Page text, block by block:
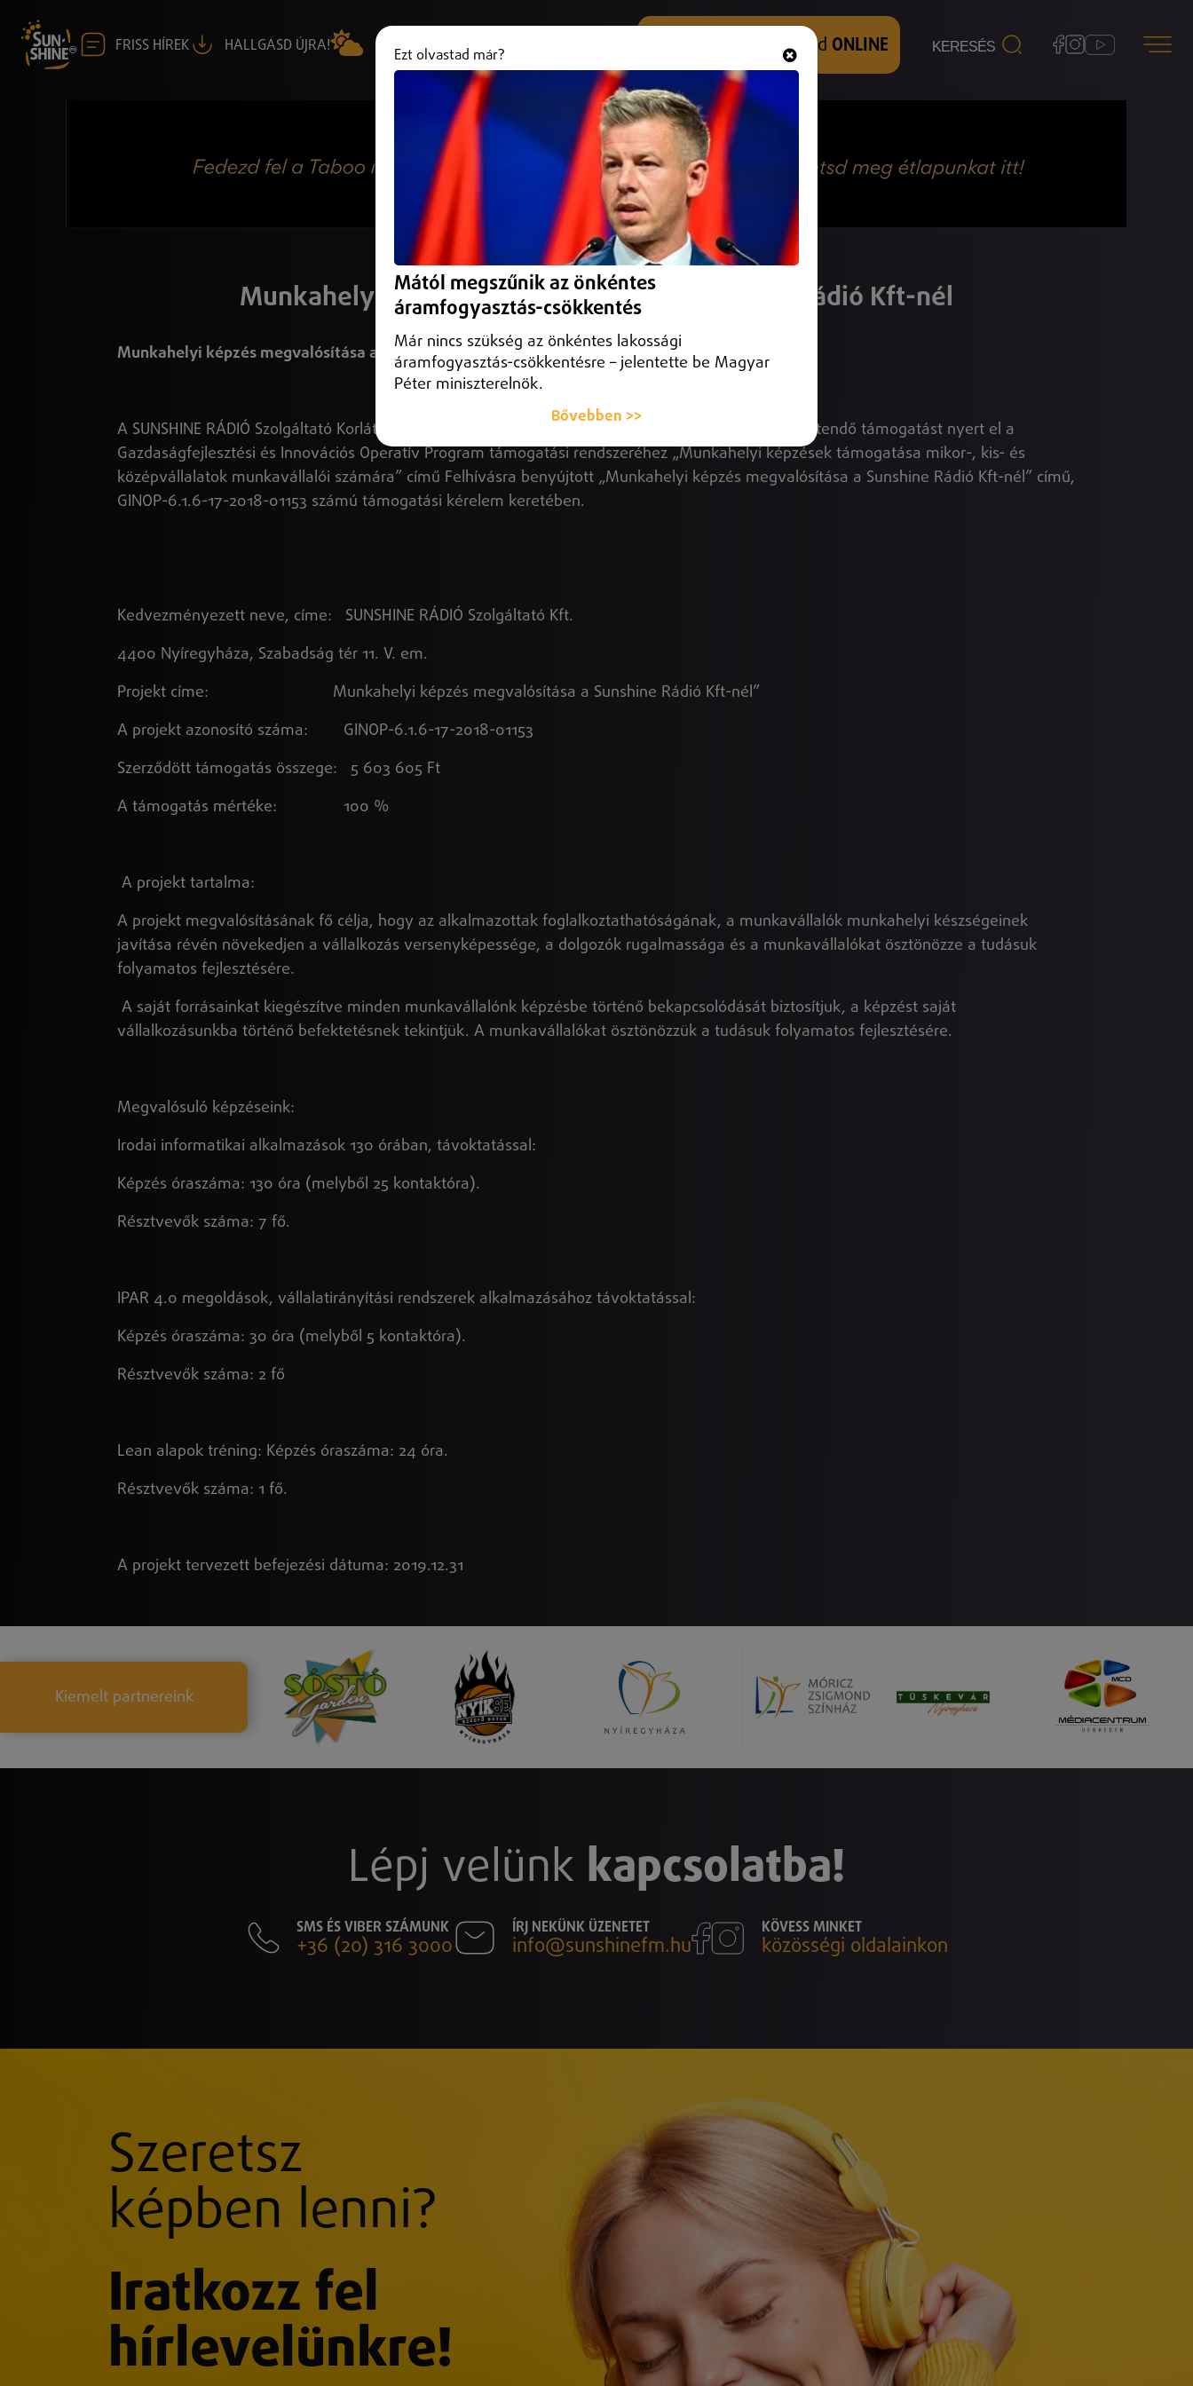
FRISS HÍREK HALLGASD ÚJRA! +36 (20) 316 3000 Hallgasd és nézd ONLINE
Munkahelyi képzés megvalósítása a Sunshine Rádió Kft-nél
Munkahelyi képzés megvalósítása a Sunshine Rádió Kft-nél
A SUNSHINE RÁDIÓ Szolgáltató Korlátolt Felelősségű Társaság 5 603 605 Ft összegű vissza nem térítendő támogatást nyert el a
Gazdaságfejlesztési és Innovációs Operatív Program támogatási rendszeréhez „Munkahelyi képzések támogatása mikor-, kis- és
középvállalatok munkavállalói számára” című Felhívásra benyújtott „Munkahelyi képzés megvalósítása a Sunshine Rádió Kft-nél” című,
GINOP-6.1.6-17-2018-01153 számú támogatási kérelem keretében.
Kedvezményezett neve, címe: SUNSHINE RÁDIÓ Szolgáltató Kft.
4400 Nyíregyháza, Szabadság tér 11. V. em.
Projekt címe: Munkahelyi képzés megvalósítása a Sunshine Rádió Kft-nél”
A projekt azonosító száma: GINOP-6.1.6-17-2018-01153
Szerződött támogatás összege: 5 603 605 Ft
A támogatás mértéke: 100 %
A projekt tartalma:
A projekt megvalósításának fő célja, hogy az alkalmazottak foglalkoztathatóságának, a munkavállalók munkahelyi készségeinek
javítása révén növekedjen a vállalkozás versenyképessége, a dolgozók rugalmassága és a munkavállalókat ösztönözze a tudásuk
folyamatos fejlesztésére.
A saját forrásainkat kiegészítve minden munkavállalónk képzésbe történő bekapcsolódását biztosítjuk, a képzést saját
vállalkozásunkba történő befektetésnek tekintjük. A munkavállalókat ösztönözzük a tudásuk folyamatos fejlesztésére.
Megvalósuló képzéseink:
Irodai informatikai alkalmazások 130 órában, távoktatással:
Képzés óraszáma: 130 óra (melyből 25 kontaktóra).
Résztvevők száma: 7 fő.
IPAR 4.0 megoldások, vállalatirányítási rendszerek alkalmazásához távoktatással:
Képzés óraszáma: 30 óra (melyből 5 kontaktóra).
Résztvevők száma: 2 fő
Lean alapok tréning: Képzés óraszáma: 24 óra.
Résztvevők száma: 1 fő.
A projekt tervezett befejezési dátuma: 2019.12.31
Kiemelt partnereink
Lépj velünk kapcsolatba!
SMS ÉS VIBER SZÁMUNK
+36 (20) 316 3000
ÍRJ NEKÜNK ÜZENETET
info@sunshinefm.hu
KÖVESS MINKET
közösségi oldalainkon
Szeretsz
képben lenni?
Iratkozz fel
hírlevelünkre!
Ezt olvastad már?
Mától megszűnik az önkéntes
áramfogyasztás-csökkentés
Már nincs szükség az önkéntes lakossági
áramfogyasztás-csökkentésre – jelentette be Magyar
Péter miniszterelnök.
Bővebben >>